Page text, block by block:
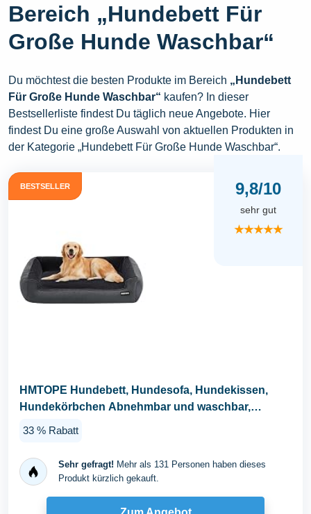
Bereich „Hundebett Für
Große Hunde Waschbar“
Du möchtest die besten Produkte im Bereich „Hundebett
Für Große Hunde Waschbar“ kaufen? In dieser
Bestsellerliste findest Du täglich neue Angebote. Hier
findest Du eine große Auswahl von aktuellen Produkten in
der Kategorie „Hundebett Für Große Hunde Waschbar“.
BESTSELLER 9,8/10
sehr gut
★★★★★
HMTOPE Hundebett, Hundesofa, Hundekissen,
Hundekörbchen Abnehmbar und waschbar,
33 % Rabatt
Sehr gefragt! Mehr als 131 Personen haben dieses
Produkt kürzlich gekauft.